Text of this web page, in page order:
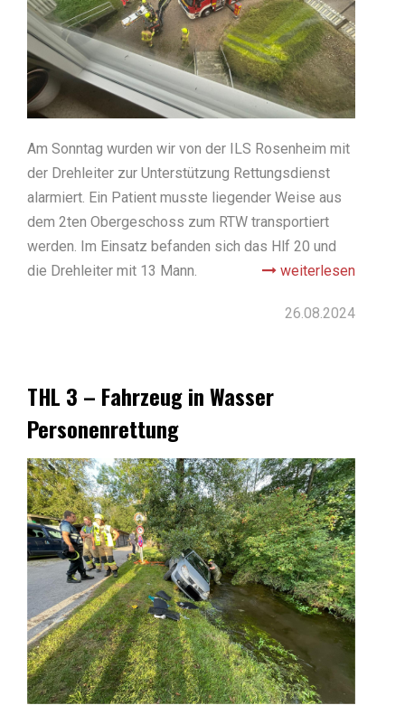
Am Sonntag wurden wir von der ILS Rosenheim mit
der Drehleiter zur Unterstützung Rettungsdienst
alarmiert. Ein Patient musste liegender Weise aus
dem 2ten Obergeschoss zum RTW transportiert
werden. Im Einsatz befanden sich das Hlf 20 und
die Drehleiter mit 13 Mann.
weiterlesen
26.08.2024
THL 3 – Fahrzeug in Wasser
Personenrettung